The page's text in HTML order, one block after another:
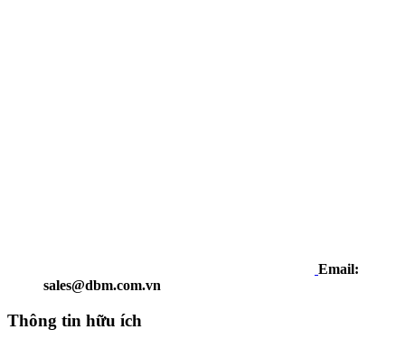
Email:
sales@dbm.com.vn
Thông tin hữu ích